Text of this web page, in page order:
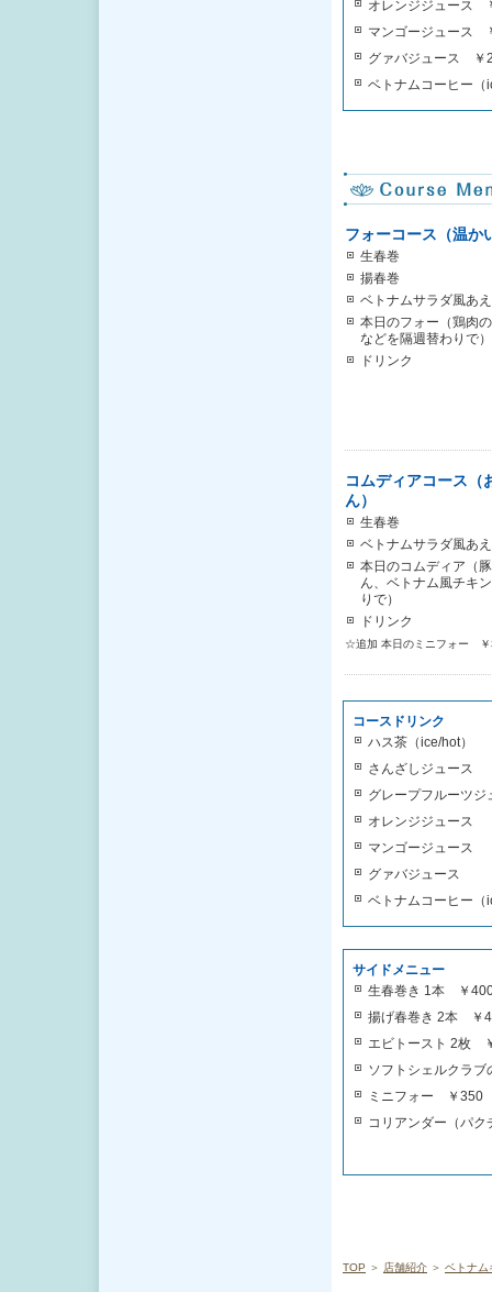
オレンジジュース
マンゴージュース
グァバジュース ￥
ベトナムコーヒー
フォーコース（温か
生春巻
揚春巻
ベトナムサラダ風あ
本日のフォー（鶏肉
などを隔週替わりで）
ドリンク
コムディアコース（
ん）
生春巻
ベトナムサラダ風あ
本日のコムディア（
ん、ベトナム風チキ
りで）
ドリンク
☆追加 本日のミニフォー
コースドリンク
ハス茶（ice/hot）
さんざしジュース
グレープフルーツジ
オレンジジュース
マンゴージュース
グァバジュース
ベトナムコーヒー（
サイドメニュー
生春巻き 1本 ￥
揚げ春巻き 2本 ￥
エビトースト 2枚
ソフトシェルクラ
ミニフォー ￥350
コリアンダー（パ
TOP ＞ 店舗紹介 ＞ ベトナム